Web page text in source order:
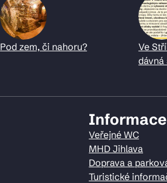
Pod zem, či nahoru?
Ve
dávná
Informace
Veřejné WC
MHD Jihlava
Doprava a
Turistické